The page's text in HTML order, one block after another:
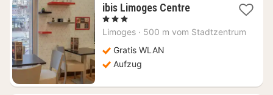
ibis Limoges Centre1
ab
, 3 Sterne
Limoges · 500 m vom Stadtzentrum
Gratis WLAN
Aufzug